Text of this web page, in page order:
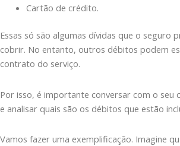
Cartão de crédito.
Essas só são algumas dívidas que o seguro
cobrir. No entanto, outros débitos podem
contrato do serviço.
Por isso, é importante conversar com o seu
e analisar quais são os débitos que estão
Vamos fazer uma exemplificação. Imagine